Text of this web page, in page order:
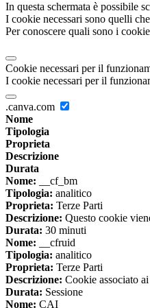
In questa schermata è possibile
I cookie necessari sono quelli
Per conoscere quali sono i
Cookie necessari per il
I cookie necessari per il
.canva.com
Nome
Tipologia
Proprieta
Descrizione
Durata
Nome: __cf_bm
Tipologia: analitico
Proprieta: Terze Parti
Descrizione: Questo cookie
Durata: 30 minuti
Nome: __cfruid
Tipologia: analitico
Proprieta: Terze Parti
Descrizione: Cookie associato
Durata: Sessione
Nome: CAI